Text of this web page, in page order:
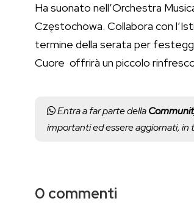
Ha suonato nell’Orchestra
Częstochowa. Collabora con
termine della serata per
Cuore offrirà un piccolo
Entra a far parte della
importanti ed essere aggiornati, in
0 commenti